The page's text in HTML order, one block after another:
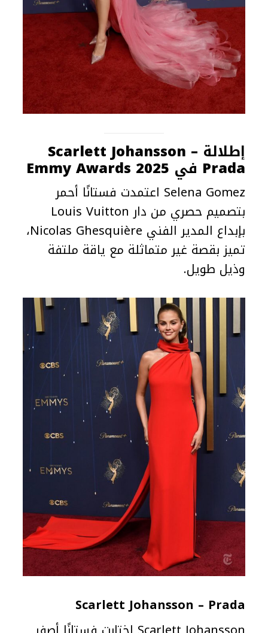
إطلالة Scarlett Johansson –
Prada في Emmy Awards 2025
Selena Gomez اعتمدت فستانًا أحمر
بتصميم حصري من دار Louis Vuitton
بإبداع المدير الفني Nicolas Ghesquière،
تميز بقصة غير متماثلة مع ياقة ملتفة
وذيل طويل.
Scarlett Johansson – Prada